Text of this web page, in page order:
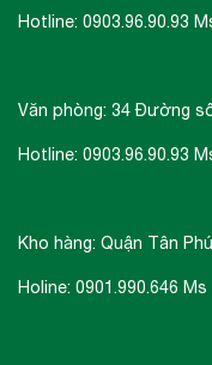
– Nhãn năng
Hotline: 0903.96.90.93
Văn phòng: 34 Đường
Hotline: 0903.96.90.93
Kho hàng: Quận Tân
Holine: 0901.990.646